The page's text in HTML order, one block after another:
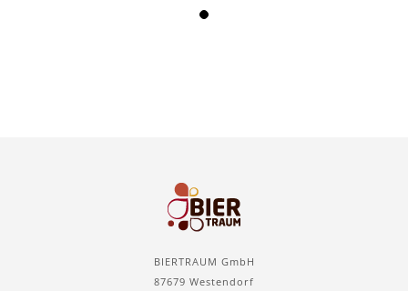
BIERTRAUM GmbH
87679 Westendorf